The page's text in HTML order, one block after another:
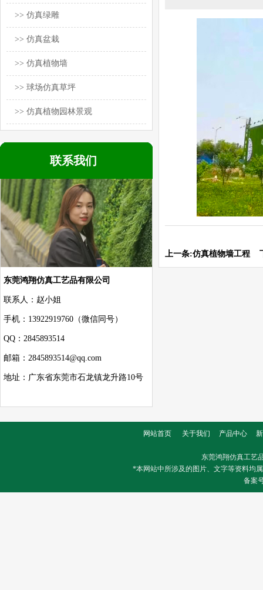
>> 仿真绿雕
>> 仿真盆栽
>> 仿真植物墙
>> 球场仿真草坪
>> 仿真植物园林景观
联系我们
东莞鸿翔仿真工艺品有限公司
联系人：赵小姐
手机：13922919760（微信同号）
QQ：2845893514
邮箱：2845893514@qq.com
地址：广东省东莞市石龙镇龙升路10号
上一条:仿真植物墙工程
网站首页 关于我们 产品中心
东莞鸿翔仿真工艺
*本网站中所涉及的图片、文字等资料均
备案